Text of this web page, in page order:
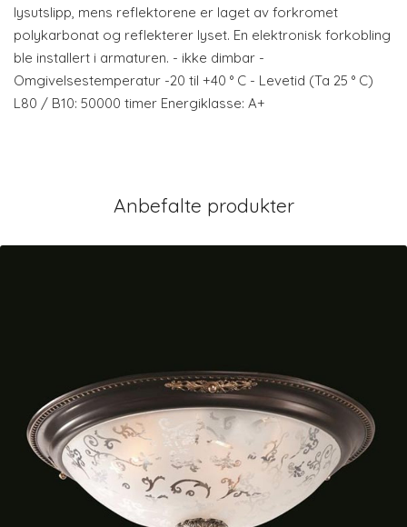
lysutslipp, mens reflektorene er laget av forkromet
polykarbonat og reflekterer lyset. En elektronisk forkobling
ble installert i armaturen. - ikke dimbar -
Omgivelsestemperatur -20 til +40 ° C - Levetid (Ta 25 ° C)
L80 / B10: 50000 timer Energiklasse: A+
Anbefalte produkter